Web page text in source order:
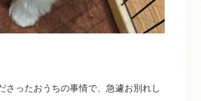
さったおうちの事情で、急遽お別れし